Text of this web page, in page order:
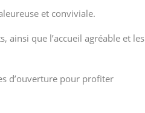
et conviviale.
ainsi que l’accueil agréable et les
d’ouverture pour profiter